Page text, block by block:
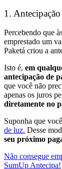
1.
Percebendo que
emprestado um
Paketá criou a
Isto é, em
antecipação de
que você não
apenas os juros
diretamente no
Suponha que
de luz. Desse
seu próximo
Não consegue
SumUp Antecipa!